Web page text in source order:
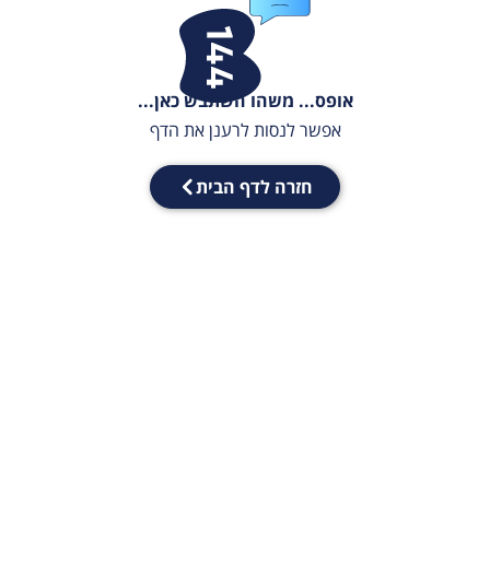
אופס... משהו השתבש כאן...
אפשר לנסות לרענן את הדף
חזרה לדף הבית